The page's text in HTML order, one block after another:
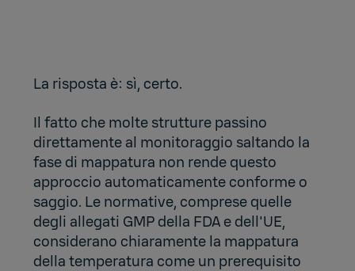
La risposta è: sì, certo.
Il fatto che molte strutture passino
direttamente al monitoraggio saltando la
fase di mappatura non rende questo
approccio automaticamente conforme o
saggio. Le normative, comprese quelle
degli allegati GMP della FDA e dell'UE,
considerano chiaramente la mappatura
della temperatura come un prerequisito